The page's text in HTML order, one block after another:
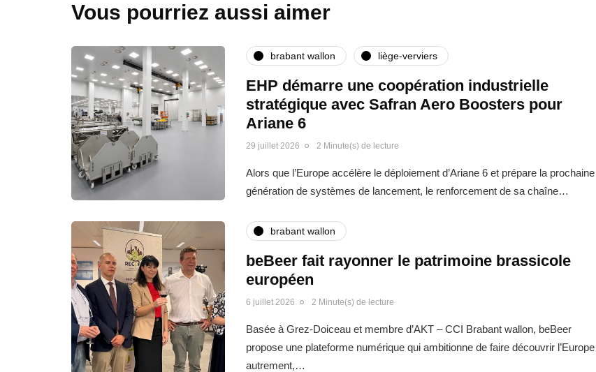
Vous pourriez aussi aimer
brabant wallon liège-verviers
EHP démarre une coopération industrielle
stratégique avec Safran Aero Boosters pour
Ariane 6
29 juillet 2026 2 Minute(s) de lecture
Alors que l’Europe accélère le déploiement d’Ariane 6 et prépare la prochaine
génération de systèmes de lancement, le renforcement de sa chaîne…
brabant wallon
beBeer fait rayonner le patrimoine brassicole
européen
6 juillet 2026 2 Minute(s) de lecture
Basée à Grez-Doiceau et membre d’AKT – CCI Brabant wallon, beBeer
propose une plateforme numérique qui ambitionne de faire découvrir l’Europe
autrement,…